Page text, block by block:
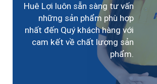
Huê Lợi luôn sẵn sàng tư vấn
những sản phẩm phù hợp
nhất đến Quý khách hàng với
cam kết về chất lượng sản
phẩm.